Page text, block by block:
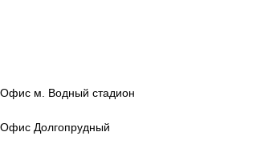
Офис м. Водный стадион
Офис Долгопрудный